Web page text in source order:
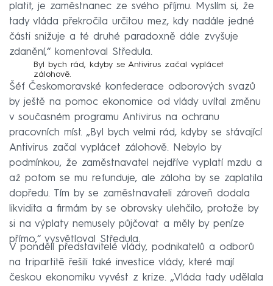
platit, je zaměstnanec ze svého příjmu. Myslím si, že
tady vláda překročila určitou mez, kdy nadále jedné
části snižuje a té druhé paradoxně dále zvyšuje
zdanění,“ komentoval Středula.
Byl bych rád, kdyby se Antivirus začal vyplácet
zálohově.
Šéf Českomoravské konfederace odborových svazů
by ještě na pomoc ekonomice od vlády uvítal změnu
v současném programu Antivirus na ochranu
pracovních míst. „Byl bych velmi rád, kdyby se stávající
Antivirus začal vyplácet zálohově. Nebylo by
podmínkou, že zaměstnavatel nejdříve vyplatí mzdu a
až potom se mu refunduje, ale záloha by se zaplatila
dopředu. Tím by se zaměstnavateli zároveň dodala
likvidita a firmám by se obrovsky ulehčilo, protože by
si na výplaty nemusely půjčovat a měly by peníze
přímo,“ vysvětloval Středula.
V pondělí představitelé vlády, podnikatelů a odborů
na tripartitě řešili také investice vlády, které mají
českou ekonomiku vyvést z krize. „Vláda tady udělala